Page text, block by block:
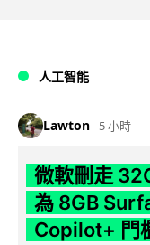
人工智能
Lawton 5 小時
微軟刪走
為 8GB
Copilot+ 門